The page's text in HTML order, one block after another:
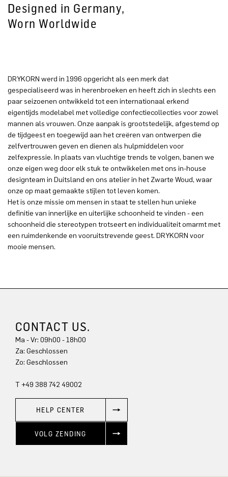
Designed in Germany,
Worn Worldwide
DRYKORN werd in 1996 opgericht als een merk dat
gespecialiseerd was in herenbroeken en heeft zich in slechts een
paar seizoenen ontwikkeld tot een internationaal erkend
eigentijds modelabel met volledige confectiecollecties voor zowel
mannen als vrouwen. Onze aanpak is grootstedelijk, afgestemd op
de tijdgeest en toegewijd aan het creëren van ontwerpen die
zelfvertrouwen geven en dienen als hulpmiddelen voor
zelfexpressie. In plaats van vluchtige trends te volgen, banen we
onze eigen weg door elk stuk te ontwikkelen met ons in-house
designteam in Duitsland en ons atelier in het Zwarte Woud, waar
onze op maat gemaakte stijlen tot leven komen.
Het is onze missie om mensen in staat te stellen hun unieke
definitie van innerlijke en uiterlijke schoonheid te vinden - een
schoonheid die stereotypen trotseert en individualiteit omarmt met
een ruimdenkende en vooruitstrevende geest. DRYKORN voor
mooie mensen.
CONTACT US.
Ma - Vr: 09h00 - 18h00
Za: Geschlossen
Zo: Geschlossen
T +49 388 742 49002
HELP CENTER
VOLG ZENDING